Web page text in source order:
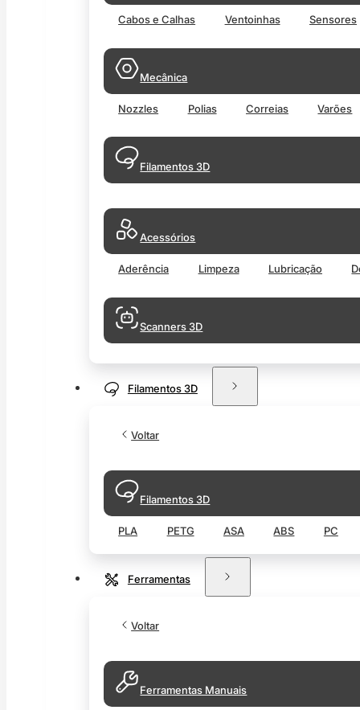
Cabos e Calhas Ventoinhas Sensores
Mecânica
Nozzles Polias Correias Varões
Filamentos 3D
Acessórios
Aderência Limpeza Lubricação
Scanners 3D
Filamentos 3D
Voltar
Filamentos 3D
PLA PETG ASA ABS PC
Ferramentas
Voltar
Ferramentas Manuais